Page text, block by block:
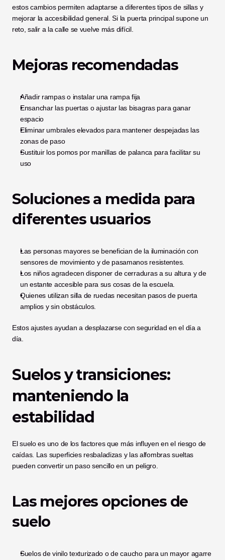
estos cambios permiten adaptarse a diferentes tipos de sillas y
mejorar la accesibilidad general. Si la puerta principal supone un
reto, salir a la calle se vuelve más difícil.
Mejoras recomendadas
Añadir rampas o instalar una rampa fija
Ensanchar las puertas o ajustar las bisagras para ganar
espacio
Eliminar umbrales elevados para mantener despejadas las
zonas de paso
Sustituir los pomos por manillas de palanca para facilitar su
uso
Soluciones a medida para
diferentes usuarios
Las personas mayores se benefician de la iluminación con
sensores de movimiento y de pasamanos resistentes.
Los niños agradecen disponer de cerraduras a su altura y de
un estante accesible para sus cosas de la escuela.
Quienes utilizan silla de ruedas necesitan pasos de puerta
amplios y sin obstáculos.
Estos ajustes ayudan a desplazarse con seguridad en el día a
día.
Suelos y transiciones:
manteniendo la
estabilidad
El suelo es uno de los factores que más influyen en el riesgo de
caídas. Las superficies resbaladizas y las alfombras sueltas
pueden convertir un paso sencillo en un peligro.
Las mejores opciones de
suelo
Suelos de vinilo texturizado o de caucho para un mayor agarre